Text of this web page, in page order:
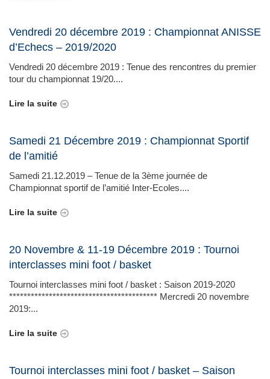
Vendredi 20 décembre 2019 : Championnat ANISSE
d’Echecs – 2019/2020
Vendredi 20 décembre 2019 : Tenue des rencontres du premier
tour du championnat 19/20....
Lire la suite
Samedi 21 Décembre 2019 : Championnat Sportif
de l’amitié
Samedi 21.12.2019 – Tenue de la 3ème journée de
Championnat sportif de l’amitié Inter-Ecoles....
Lire la suite
20 Novembre & 11-19 Décembre 2019 : Tournoi
interclasses mini foot / basket
Tournoi interclasses mini foot / basket : Saison 2019-2020
***************************************** Mercredi 20 novembre
2019:...
Lire la suite
Tournoi interclasses mini foot / basket – Saison